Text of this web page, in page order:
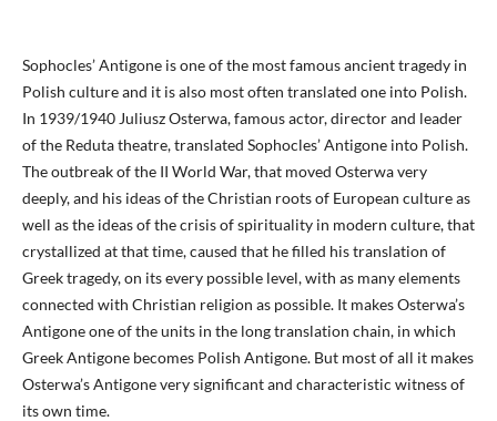
Sophocles’ Antigone is one of the most famous ancient tragedy in
Polish culture and it is also most often translated one into Polish.
In 1939/1940 Juliusz Osterwa, famous actor, director and leader
of the Reduta theatre, translated Sophocles’ Antigone into Polish.
The outbreak of the II World War, that moved Osterwa very
deeply, and his ideas of the Christian roots of European culture as
well as the ideas of the crisis of spirituality in modern culture, that
crystallized at that time, caused that he filled his translation of
Greek tragedy, on its every possible level, with as many elements
connected with Christian religion as possible. It makes Osterwa’s
Antigone one of the units in the long translation chain, in which
Greek Antigone becomes Polish Antigone. But most of all it makes
Osterwa’s Antigone very significant and characteristic witness of
its own time.